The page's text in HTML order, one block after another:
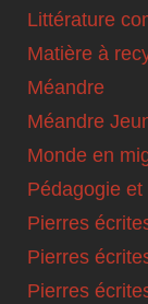
Littérature
Matière à
Méandre
Méandre
Monde en
Pédagogie
Pierres
Pierres
Pierres